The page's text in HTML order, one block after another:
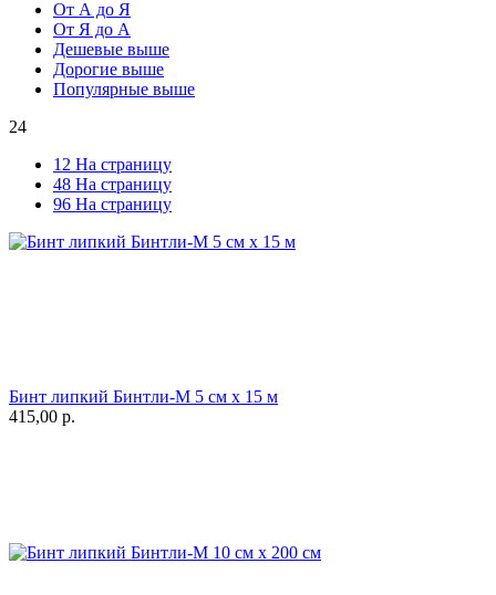
От А до Я
От Я до А
Дешевые выше
Дорогие выше
Популярные выше
24
12 На страницу
48 На страницу
96 На страницу
Бинт липкий Бинтли-М 5 см х 15 м
415,00 р.